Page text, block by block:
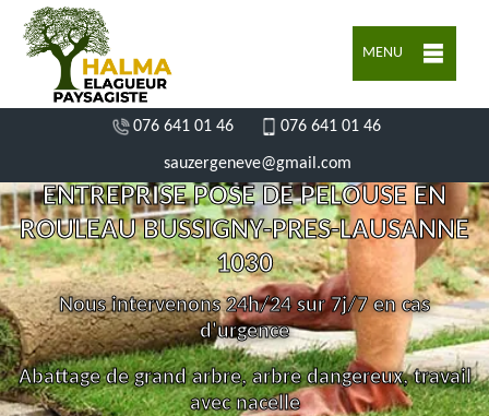
MENU
076 641 01 46 076 641 01 46
sauzergeneve@gmail.com
ENTREPRISE POSE DE PELOUSE EN
ROULEAU BUSSIGNY-PRES-LAUSANNE
1030
Nous intervenons 24h/24 sur 7j/7 en cas
d'urgence
Abattage de grand arbre, arbre dangereux, travail
avec nacelle